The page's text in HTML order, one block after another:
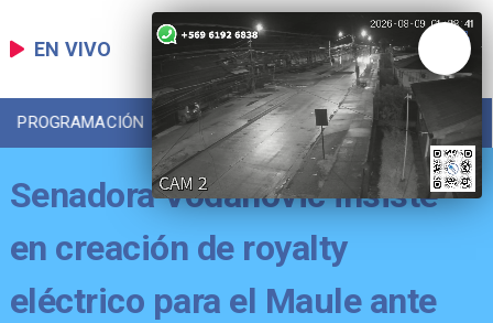
EN VIVO
PROGRAMACIÓN LOCAL DEPORTES
Senadora Vodanovic insiste
en creación de royalty
eléctrico para el Maule ante